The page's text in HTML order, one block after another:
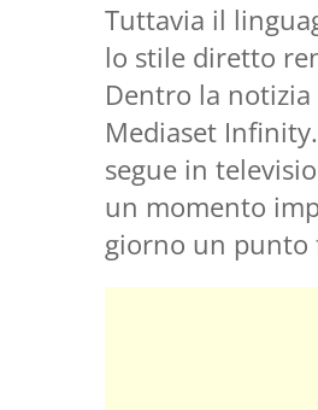
Tuttavia il
lo stile diretto
Dentro la
Mediaset
segue in
un momento
giorno un punto